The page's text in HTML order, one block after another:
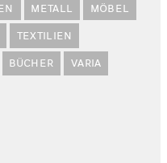
METALL MÖBEL
TEXTILIEN
BÜCHER VARIA